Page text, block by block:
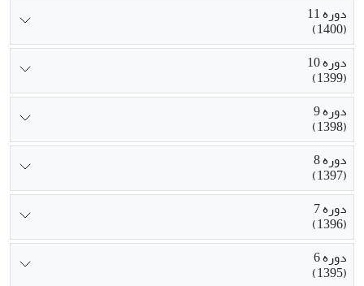
دوره 11
(1400)
دوره 10
(1399)
دوره 9
(1398)
دوره 8
(1397)
دوره 7
(1396)
دوره 6
(1395)